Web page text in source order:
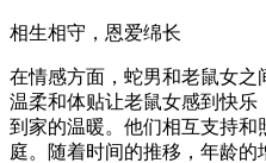
相生相守，恩爱绵长
在情感方面，蛇男和老鼠女
温柔和体贴让老鼠女感到快
到家的温暖。他们相互支持
庭。随着时间的推移，年龄